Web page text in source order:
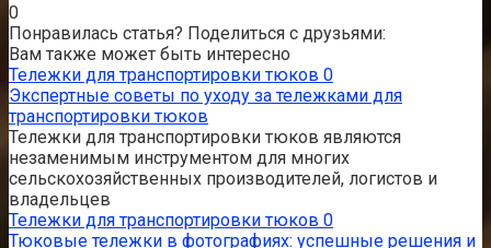
0
Понравилась статья? Поделиться с друзьями:
Вам также может быть интересно
Тележки для транспортировки тюков 0
Экспертные советы по уходу за тележками для
транспортировки тюков
Тележки для транспортировки тюков являются
незаменимым инструментом для многих
сельскохозяйственных производителей, логистов и
владельцев
Тележки для транспортировки тюков 0
Тюковые тележки в фотографиях: успешные решения и